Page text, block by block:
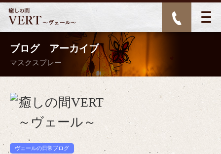
ブログ アーカイブ
マスクスプレー
>
ヴェールの日常ブログ